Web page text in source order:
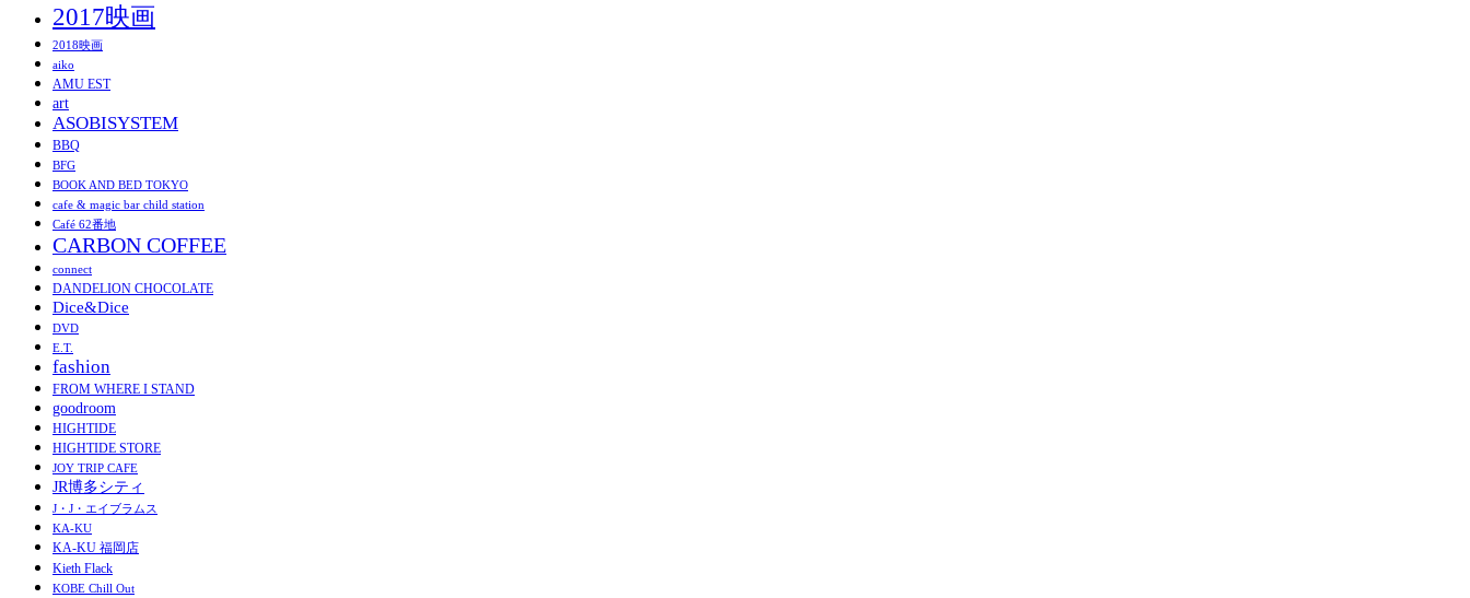
2017映画
2018映画
aiko
AMU EST
art
ASOBISYSTEM
BBQ
BFG
BOOK AND BED TOKYO
cafe & magic bar child station
Café 62番地
CARBON COFFEE
connect
DANDELION CHOCOLATE
Dice&Dice
DVD
E.T.
fashion
FROM WHERE I STAND
goodroom
HIGHTIDE
HIGHTIDE STORE
JOY TRIP CAFE
JR博多シティ
J・J・エイブラムス
KA-KU
KA-KU 福岡店
Kieth Flack
KOBE Chill Out